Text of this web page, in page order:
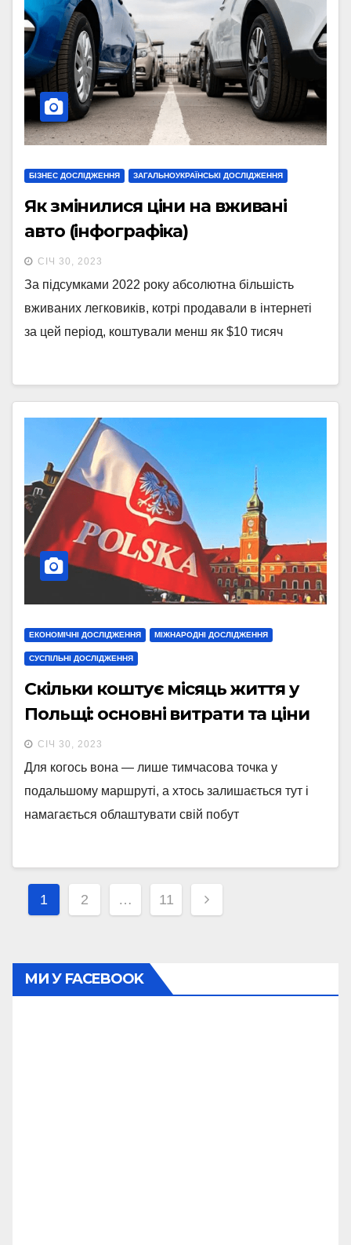
БІЗНЕС ДОСЛІДЖЕННЯ ЗАГАЛЬНОУКРАЇНСЬКІ ДОСЛІДЖЕННЯ
Як змінилися ціни на вживані
авто (інфографіка)
СІЧ 30, 2023
За підсумками 2022 року абсолютна більшість
вживаних легковиків, котрі продавали в інтернеті
за цей період, коштували менш як $10 тисяч
ЕКОНОМІЧНІ ДОСЛІДЖЕННЯ МІЖНАРОДНІ ДОСЛІДЖЕННЯ
СУСПІЛЬНІ ДОСЛІДЖЕННЯ
Скільки коштує місяць життя у
Польщі: основні витрати та ціни
СІЧ 30, 2023
Для когось вона — лише тимчасова точка у
подальшому маршруті, а хтось залишається тут і
намагається облаштувати свій побут
Навігація
записів
1 2 … 11
МИ У FACEBOOK